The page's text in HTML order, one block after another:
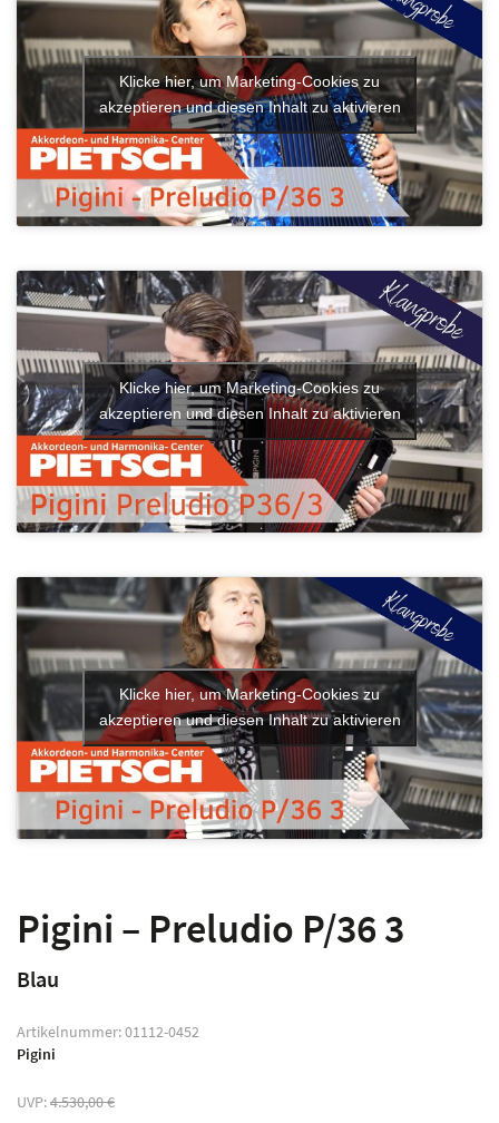
Klicke hier, um Marketing-Cookies zu
akzeptieren und diesen Inhalt zu aktivieren
Klicke hier, um Marketing-Cookies zu
akzeptieren und diesen Inhalt zu aktivieren
Klicke hier, um Marketing-Cookies zu
akzeptieren und diesen Inhalt zu aktivieren
Pigini – Preludio P/36 3
Blau
Artikelnummer:01112-0452
Pigini
UVP:4.530,00€